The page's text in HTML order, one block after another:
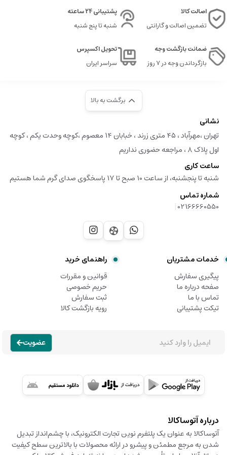
اصالت کالا
تضمین اصالت و گارانتی
پشتیبانی 24 ساعته
شنبه تا پنج شنبه
ضمانت بازگشت وجه
بازگرداندن وجه در ۷ روز
تحویل اکسپرس
سراسر ایران
برگشت به بالا
نشانی
تهران ،مهرآباد ، ۴۵ متری زرند ، خبابان ۱۴ معصوم ،کوچه وحدت یکم ، کوچه
اول پلاک ۸ ، مراجعه حضوری نداریم
ساعت کاری
شنبه تا پنجشنبه، از ساعت 10 صبح تا 17 پاسخگوی صدای گرم شما هستیم
شماره تماس
02166660550
|
خدمات مشتریان
پیگیری سفارش
صفحه درباره ما
تماس با ما
تیکت پشتیبانی
راهنمای خرید
قوانین و مقررات
حریم خصوصی
ثبت سفارش
رویه بازگشت کالا
عضویت
درباره آتوساکالا
آتوساکالا به عنوان یک پلتفرم نوین تجارت الکترونیک، با چشم‌انداز تبدیل
شدن به مرجع مطمئن و پیشرو در ارائه محصولات با بالاترین سطح کیفیت